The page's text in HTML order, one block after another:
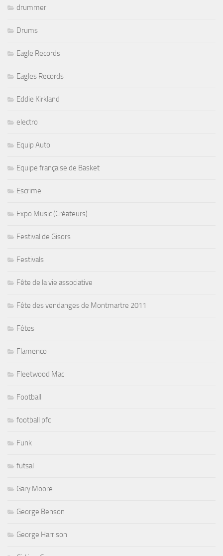
drummer
Drums
Eagle Records
Eagles Records
Eddie Kirkland
electro
Equip Auto
Equipe française de Basket
Escrime
Expo Music (Créateurs)
Festival de Gisors
Festivals
Fête de la vie associative
Fête des vendanges de Montmartre 2011
Fêtes
Flamenco
Fleetwood Mac
Football
football pfc
Funk
futsal
Gary Moore
George Benson
George Harrison